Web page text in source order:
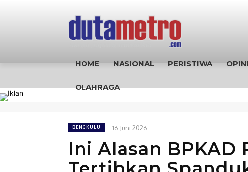
HOME NASIONAL PERISTIWA
OLAHRAGA
BENGKULU 16 Juni 2026
Ini Alasan